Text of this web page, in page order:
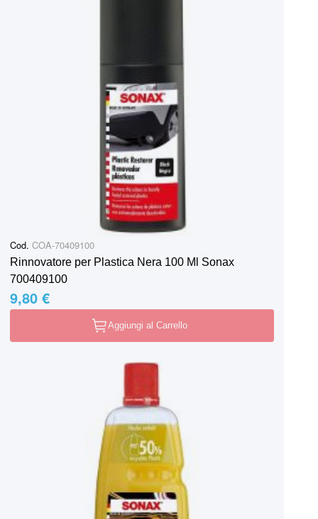
Cod. COA-70409100
Rinnovatore per Plastica Nera 100 Ml Sonax
700409100
9,80 €
Aggiungi al Carrello